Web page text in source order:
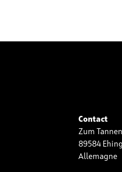
Contact
Zum
89584
Allemagne